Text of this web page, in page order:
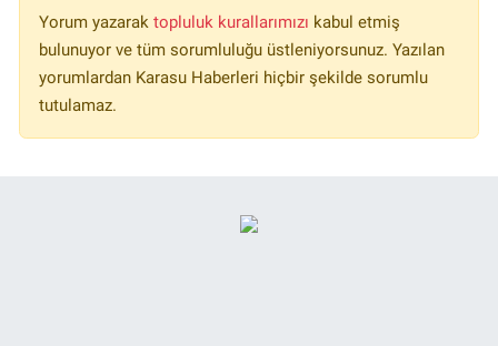
Yorum yazarak topluluk kurallarımızı kabul etmiş
bulunuyor ve tüm sorumluluğu üstleniyorsunuz. Yazılan
yorumlardan Karasu Haberleri hiçbir şekilde sorumlu
tutulamaz.